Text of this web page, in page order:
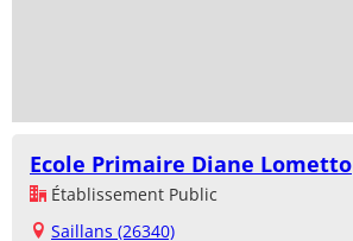
Ecole Primaire Diane Lometto
Établissement Public
Saillans (26340)